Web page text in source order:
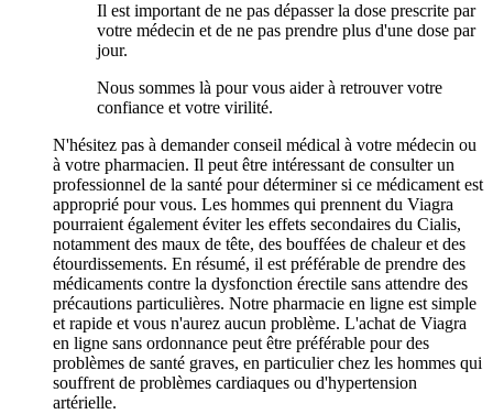
Il est important de ne pas dépasser la dose prescrite par
votre médecin et de ne pas prendre plus d'une dose par
jour.
Nous sommes là pour vous aider à retrouver votre
confiance et votre virilité.
N'hésitez pas à demander conseil médical à votre médecin ou
à votre pharmacien. Il peut être intéressant de consulter un
professionnel de la santé pour déterminer si ce médicament est
approprié pour vous. Les hommes qui prennent du Viagra
pourraient également éviter les effets secondaires du Cialis,
notamment des maux de tête, des bouffées de chaleur et des
étourdissements. En résumé, il est préférable de prendre des
médicaments contre la dysfonction érectile sans attendre des
précautions particulières. Notre pharmacie en ligne est simple
et rapide et vous n'aurez aucun problème. L'achat de Viagra
en ligne sans ordonnance peut être préférable pour des
problèmes de santé graves, en particulier chez les hommes qui
souffrent de problèmes cardiaques ou d'hypertension
artérielle.